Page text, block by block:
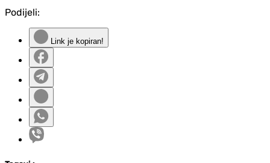
Podijeli:
Link je kopiran!